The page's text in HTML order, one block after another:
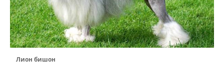
Лион бишон